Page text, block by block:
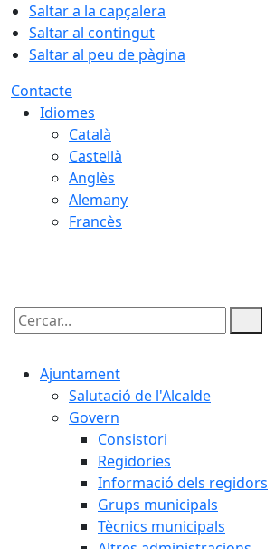
Saltar a la capçalera
Saltar al contingut
Saltar al peu de pàgina
Contacte
Idiomes
Català
Castellà
Anglès
Alemany
Francès
Cercar:
Ajuntament
Salutació de l'Alcalde
Govern
Consistori
Regidories
Informació dels regidors
Grups municipals
Tècnics municipals